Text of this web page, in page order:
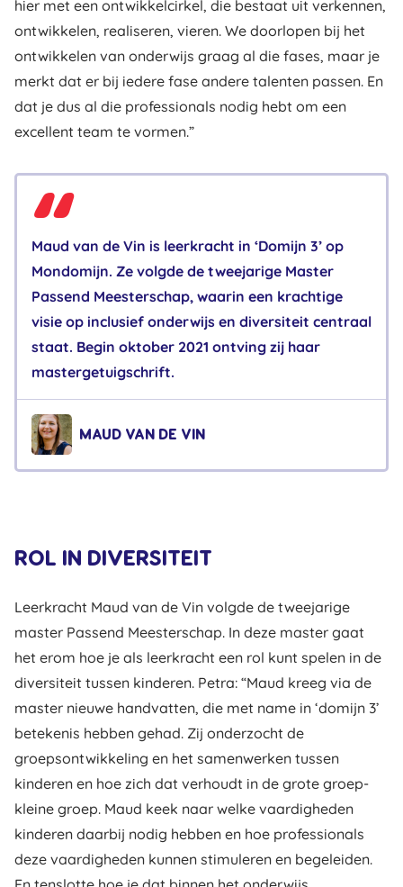
hier met een ontwikkelcirkel, die bestaat uit verkennen,
ontwikkelen, realiseren, vieren. We doorlopen bij het
ontwikkelen van onderwijs graag al die fases, maar je
merkt dat er bij iedere fase andere talenten passen. En
dat je dus al die professionals nodig hebt om een
excellent team te vormen.”
Maud van de Vin is leerkracht in ‘Domijn 3’ op
Mondomijn. Ze volgde de tweejarige Master
Passend Meesterschap, waarin een krachtige
visie op inclusief onderwijs en diversiteit centraal
staat. Begin oktober 2021 ontving zij haar
mastergetuigschrift.
MAUD VAN DE VIN
ROL IN DIVERSITEIT
Leerkracht Maud van de Vin volgde de tweejarige
master Passend Meesterschap. In deze master gaat
het erom hoe je als leerkracht een rol kunt spelen in de
diversiteit tussen kinderen. Petra: “Maud kreeg via de
master nieuwe handvatten, die met name in ‘domijn 3’
betekenis hebben gehad. Zij onderzocht de
groepsontwikkeling en het samenwerken tussen
kinderen en hoe zich dat verhoudt in de grote groep-
kleine groep. Maud keek naar welke vaardigheden
kinderen daarbij nodig hebben en hoe professionals
deze vaardigheden kunnen stimuleren en begeleiden.